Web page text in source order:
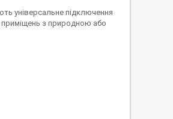
універсальне підключення
приміщень з природною або